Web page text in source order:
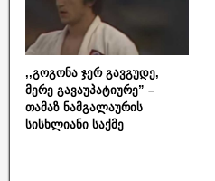
,,გოგონა ჯერ გავგუდე,
მერე გავაუპატიურე” –
თამაზ ნამგალაურის
სისხლიანი საქმე